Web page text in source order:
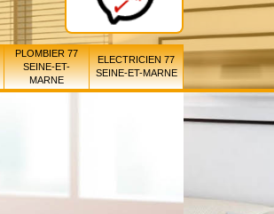
PLOMBIER 77
SEINE-ET-
MARNE
ELECTRICIEN 77
SEINE-ET-MARNE